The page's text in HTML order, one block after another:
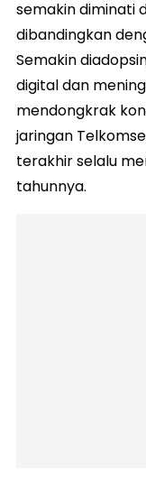
semakin diminati
dibandingkan
Semakin
digital dan
mendongkrak
jaringan
terakhir selalu
tahunnya.